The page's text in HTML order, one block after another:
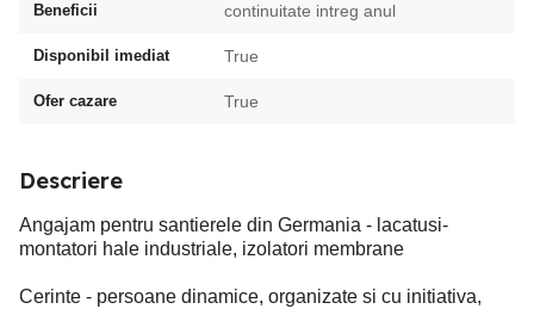
Beneficii continuitate intreg anul
Disponibil imediat True
Ofer cazare True
Descriere
Angajam pentru santierele din Germania - lacatusi-
montatori hale industriale, izolatori membrane
Cerinte - persoane dinamice, organizate si cu initiativa,